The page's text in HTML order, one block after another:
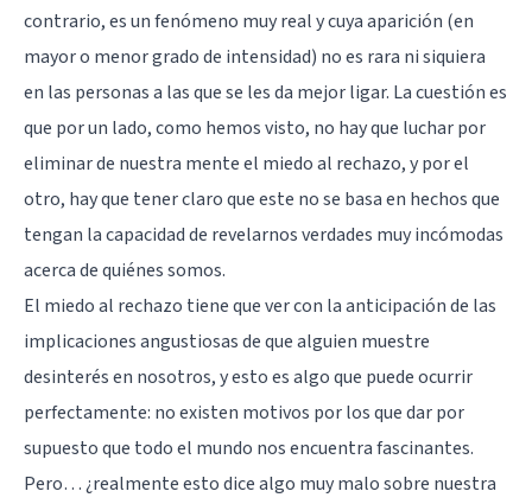
contrario, es un fenómeno muy real y cuya aparición (en
mayor o menor grado de intensidad) no es rara ni siquiera
en las personas a las que se les da mejor ligar. La cuestión es
que por un lado, como hemos visto, no hay que luchar por
eliminar de nuestra mente el miedo al rechazo, y por el
otro, hay que tener claro que este no se basa en hechos que
tengan la capacidad de revelarnos verdades muy incómodas
acerca de quiénes somos.
El miedo al rechazo tiene que ver con la anticipación de las
implicaciones angustiosas de que alguien muestre
desinterés en nosotros, y esto es algo que puede ocurrir
perfectamente: no existen motivos por los que dar por
supuesto que todo el mundo nos encuentra fascinantes.
Pero… ¿realmente esto dice algo muy malo sobre nuestra